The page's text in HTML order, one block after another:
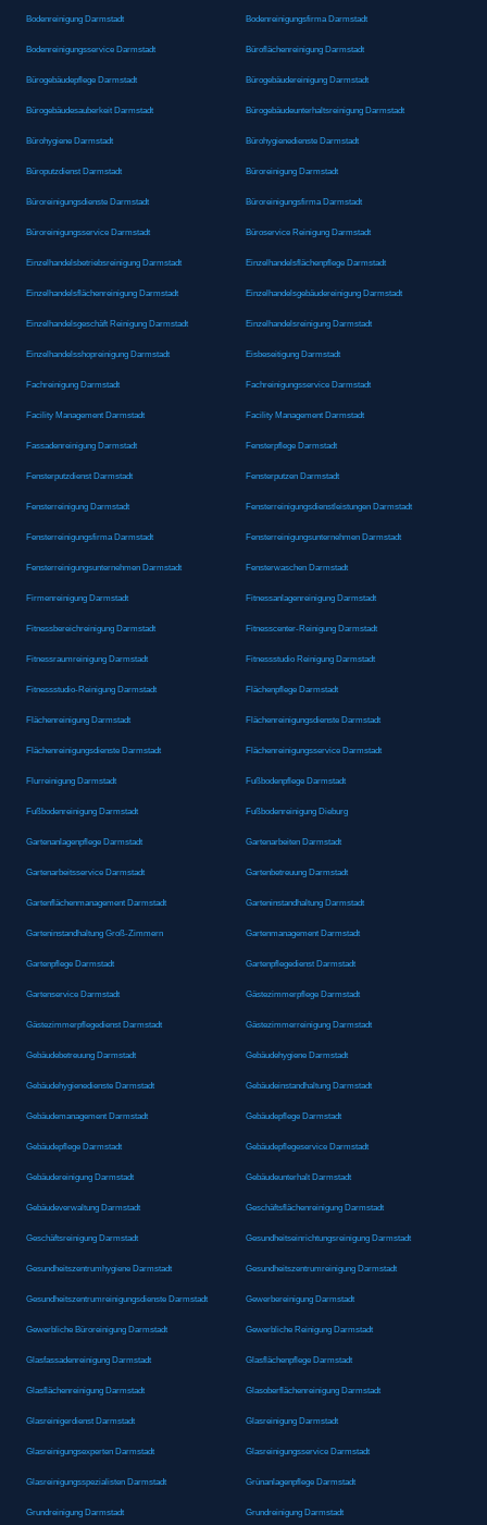
Bodenreinigung Darmstadt Bodenreinigungsfirma Darmstadt
Bodenreinigungsservice Darmstadt Büroflächenreinigung Darmstadt
Bürogebäudepflege Darmstadt Bürogebäudereinigung Darmstadt
Bürogebäudesauberkeit Darmstadt Bürogebäudeunterhaltsreinigung Darmstadt
Bürohygiene Darmstadt Bürohygienedienste Darmstadt
Büroputzdienst Darmstadt Büroreinigung Darmstadt
Büroreinigungsdienste Darmstadt Büroreinigungsfirma Darmstadt
Büroreinigungsservice Darmstadt Büroservice Reinigung Darmstadt
Einzelhandelsbetriebsreinigung Darmstadt Einzelhandelsflächenpflege Darmstadt
Einzelhandelsflächenreinigung Darmstadt Einzelhandelsgebäudereinigung Darmstadt
Einzelhandelsgeschäft Reinigung Darmstadt Einzelhandelsreinigung Darmstadt
Einzelhandelsshopreinigung Darmstadt Eisbeseitigung Darmstadt
Fachreinigung Darmstadt Fachreinigungsservice Darmstadt
Facility Management Darmstadt Facility Management Darmstadt
Fassadenreinigung Darmstadt Fensterpflege Darmstadt
Fensterputzdienst Darmstadt Fensterputzen Darmstadt
Fensterreinigung Darmstadt Fensterreinigungsdienstleistungen Darmstadt
Fensterreinigungsfirma Darmstadt Fensterreinigungsunternehmen Darmstadt
Fensterreinigungsunternehmen Darmstadt Fensterwaschen Darmstadt
Firmenreinigung Darmstadt Fitnessanlagenreinigung Darmstadt
Fitnessbereichreinigung Darmstadt Fitnesscenter-Reinigung Darmstadt
Fitnessraumreinigung Darmstadt Fitnessstudio Reinigung Darmstadt
Fitnessstudio-Reinigung Darmstadt Flächenpflege Darmstadt
Flächenreinigung Darmstadt Flächenreinigungsdienste Darmstadt
Flächenreinigungsdienste Darmstadt Flächenreinigungsservice Darmstadt
Flurreinigung Darmstadt Fußbodenpflege Darmstadt
Fußbodenreinigung Darmstadt Fußbodenreinigung Dieburg
Gartenanlagenpflege Darmstadt Gartenarbeiten Darmstadt
Gartenarbeitsservice Darmstadt Gartenbetreuung Darmstadt
Gartenflächenmanagement Darmstadt Garteninstandhaltung Darmstadt
Garteninstandhaltung Groß-Zimmern Gartenmanagement Darmstadt
Gartenpflege Darmstadt Gartenpflegedienst Darmstadt
Gartenservice Darmstadt Gästezimmerpflege Darmstadt
Gästezimmerpflegedienst Darmstadt Gästezimmerreinigung Darmstadt
Gebäudebetreuung Darmstadt Gebäudehygiene Darmstadt
Gebäudehygienedienste Darmstadt Gebäudeinstandhaltung Darmstadt
Gebäudemanagement Darmstadt Gebäudepflege Darmstadt
Gebäudepflege Darmstadt Gebäudepflegeservice Darmstadt
Gebäudereinigung Darmstadt Gebäudeunterhalt Darmstadt
Gebäudeverwaltung Darmstadt Geschäftsflächenreinigung Darmstadt
Geschäftsreinigung Darmstadt Gesundheitseinrichtungsreinigung Darmstadt
Gesundheitszentrumhygiene Darmstadt Gesundheitszentrumreinigung Darmstadt
Gesundheitszentrumreinigungsdienste Darmstadt Gewerbereinigung Darmstadt
Gewerbliche Büroreinigung Darmstadt Gewerbliche Reinigung Darmstadt
Glasfassadenreinigung Darmstadt Glasflächenpflege Darmstadt
Glasflächenreinigung Darmstadt Glasoberflächenreinigung Darmstadt
Glasreinigerdienst Darmstadt Glasreinigung Darmstadt
Glasreinigungsexperten Darmstadt Glasreinigungsservice Darmstadt
Glasreinigungsspezialisten Darmstadt Grünanlagenpflege Darmstadt
Grundreinigung Darmstadt Grundreinigung Darmstadt